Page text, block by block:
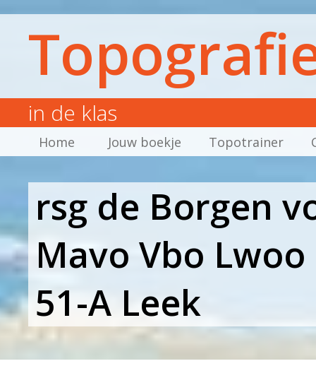
in de klas
Home Jouw boekje Topotrainer
rsg de Borgen
Mavo Vbo
51-A Leek